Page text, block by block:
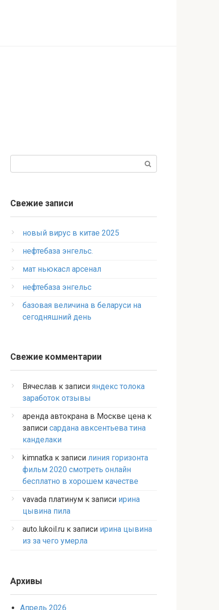
Свежие записи
новый вирус в китае 2025
нефтебаза энгельс.
мат ньюкасл арсенал
нефтебаза энгельс
базовая величина в беларуси на
сегодняшний день
Свежие комментарии
Вячеслав к записи яндекс толока
заработок отзывы
аренда автокрана в Москве цена к
записи сардана авксентьева тина
канделаки
kimnatka к записи линия горизонта
фильм 2020 смотреть онлайн
бесплатно в хорошем качестве
vavada платинум к записи ирина
цывина пила
auto.lukoil.ru к записи ирина цывина
из за чего умерла
Архивы
Апрель 2026